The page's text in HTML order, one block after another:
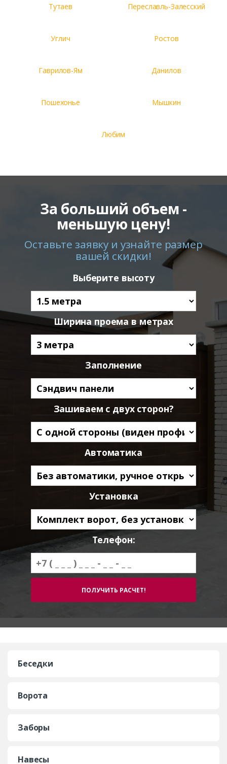
Тутаев Переславль-Залесский
Углич Ростов
Гаврилов-Ям Данилов
Пошехонье Мышкин
Любим
За больший объем -
меньшую цену!
Оставьте заявку и узнайте размер
вашей скидки!
Выберите высоту
Ширина проема в метрах
Заполнение
Зашиваем с двух сторон?
Автоматика
Установка
Телефон:
Беседки
Ворота
Заборы
Навесы